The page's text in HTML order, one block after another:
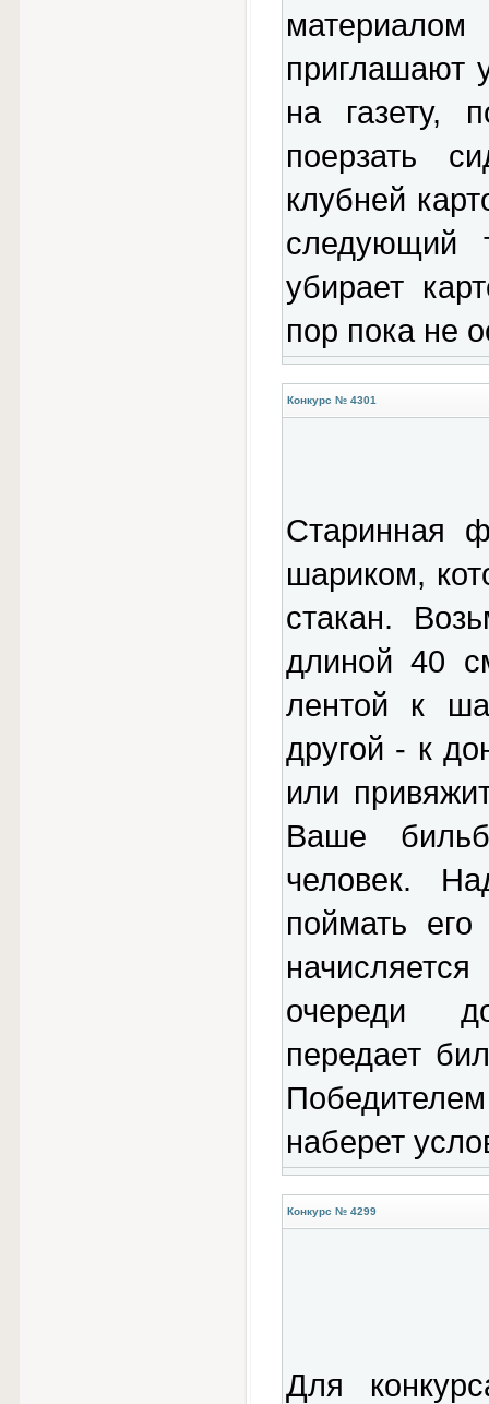
приглашают
на газету,
поерзать
клубней
следующий
убирает
пор пока не
Конкурс № 4301
Старинная
шариком,
стакан.
длиной 40
лентой к
другой - к
или
Ваше
человек.
поймать
очереди
передает
наберет
Конкурс № 4299
Для